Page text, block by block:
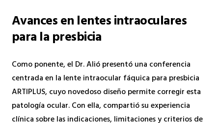
Avances en lentes intraoculares
para la presbicia
Como ponente, el Dr. Alió presentó una conferencia
centrada en la lente intraocular fáquica para presbicia
ARTIPLUS, cuyo novedoso diseño permite corregir esta
patología ocular. Con ella, compartió su experiencia